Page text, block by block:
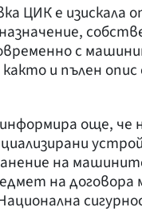
ЦИК е изискала
с
и пълен
още, че
на
на